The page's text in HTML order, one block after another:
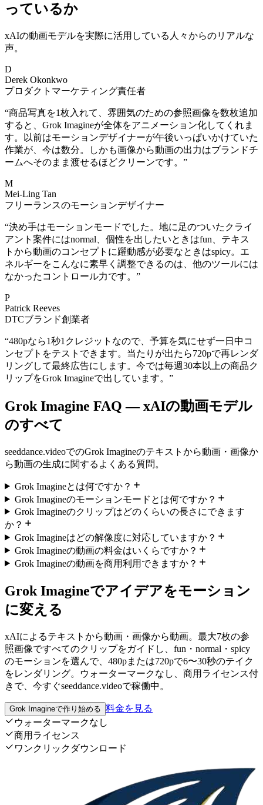
っているか
xAIの動画モデルを実際に活用している人々からのリアルな
声。
D
Derek Okonkwo
プロダクトマーケティング責任者
“商品写真を1枚入れて、雰囲気のための参照画像を数枚追加
すると、Grok Imagineが全体をアニメーション化してくれま
す。以前はモーションデザイナーが午後いっぱいかけていた
作業が、今は数分。しかも画像から動画の出力はブランドチ
ームへそのまま渡せるほどクリーンです。 ”
M
Mei-Ling Tan
フリーランスのモーションデザイナー
“決め手はモーションモードでした。地に足のついたクライ
アント案件にはnormal、個性を出したいときはfun、テキス
トから動画のコンセプトに躍動感が必要なときはspicy。エ
ネルギーをこんなに素早く調整できるのは、他のツールには
なかったコントロール力です。 ”
P
Patrick Reeves
DTCブランド創業者
“480pなら1秒1クレジットなので、予算を気にせず一日中コ
ンセプトをテストできます。当たりが出たら720pで再レンダ
リングして最終広告にします。今では毎週30本以上の商品ク
リップをGrok Imagineで出しています。 ”
Grok Imagine FAQ — xAIの動画モデル
のすべて
seeddance.videoでのGrok Imagineのテキストから動画・画像か
ら動画の生成に関するよくある質問。
Grok Imagineとは何ですか？
Grok Imagineのモーションモードとは何ですか？
Grok Imagineのクリップはどのくらいの長さにできます
か？
Grok Imagineはどの解像度に対応していますか？
Grok Imagineの動画の料金はいくらですか？
Grok Imagineの動画を商用利用できますか？
Grok Imagineでアイデアをモーション
に変える
xAIによるテキストから動画・画像から動画。最大7枚の参
照画像ですべてのクリップをガイドし、fun・normal・spicy
のモーションを選んで、480pまたは720pで6〜30秒のテイク
をレンダリング。ウォーターマークなし、商用ライセンス付
きで、今すぐseeddance.videoで稼働中。
Grok Imagineで作り始める 料金を見る
ウォーターマークなし
商用ライセンス
ワンクリックダウンロード